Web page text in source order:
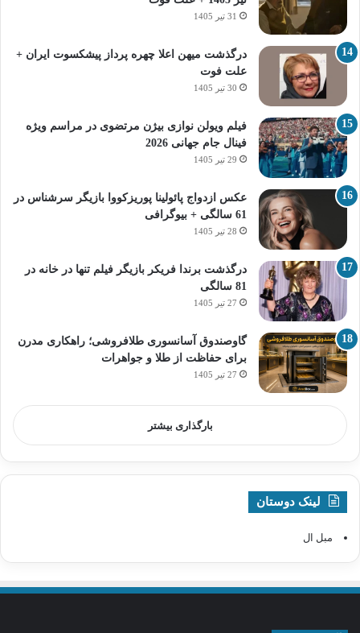
31 تیر 1405
درگذشت میهن اعلا چهره پرداز پیشکسوت ایران +
علت فوت
30 تیر 1405
فیلم ویولن نوازی بیژن مرتضوی در مراسم ویژه
فینال جام جهانی 2026
29 تیر 1405
عکس ازدواج پائولینا پوریزکووا بازیگر سرشناس در
61 سالگی + بیوگرافی
28 تیر 1405
درگذشت برندا فریکر بازیگر فیلم تنها در خانه در
81 سالگی
27 تیر 1405
گاوصندوق آسانسوری طلافروشی؛ راهکاری مدرن
برای حفاظت از طلا و جواهرات
27 تیر 1405
بارگذاری بیشتر
لینک دوستان
مبل ال